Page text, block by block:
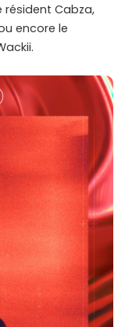
résident Cabza,
encore le